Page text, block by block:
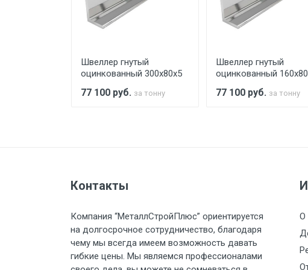
При доставке товара, Клиент заранее
Стоимость доставки по РФ
Груз до 6 м, вес до 3 тн 7500
Груз до 6 м, вес до 5 тн 9000
Швеллер гнутый
оцинкованный 300х80х5
77 100 руб. за тонну
Швеллер гнутый
оцинкованный
77 100 руб. за тонну
Контакты
Компания “МеталлСтройПлюс” ориентируется
на долгосрочное сотрудничество, благодаря
чему мы всегда имеем возможность давать
гибкие цены. Мы являемся профессионалами
О